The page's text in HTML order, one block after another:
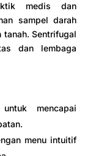
medis dan
sampel darah
Sentrifugal
dan lembaga
mencapai
menu intuitif